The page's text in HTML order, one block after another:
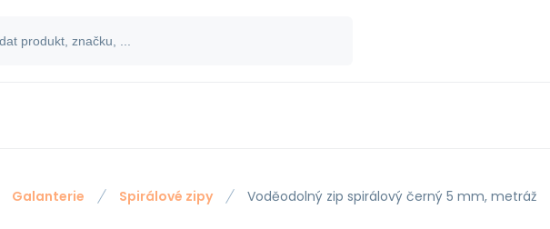
Galanterie Spirálové zipy Voděodolný zip spirálový černý 5 mm, metráž